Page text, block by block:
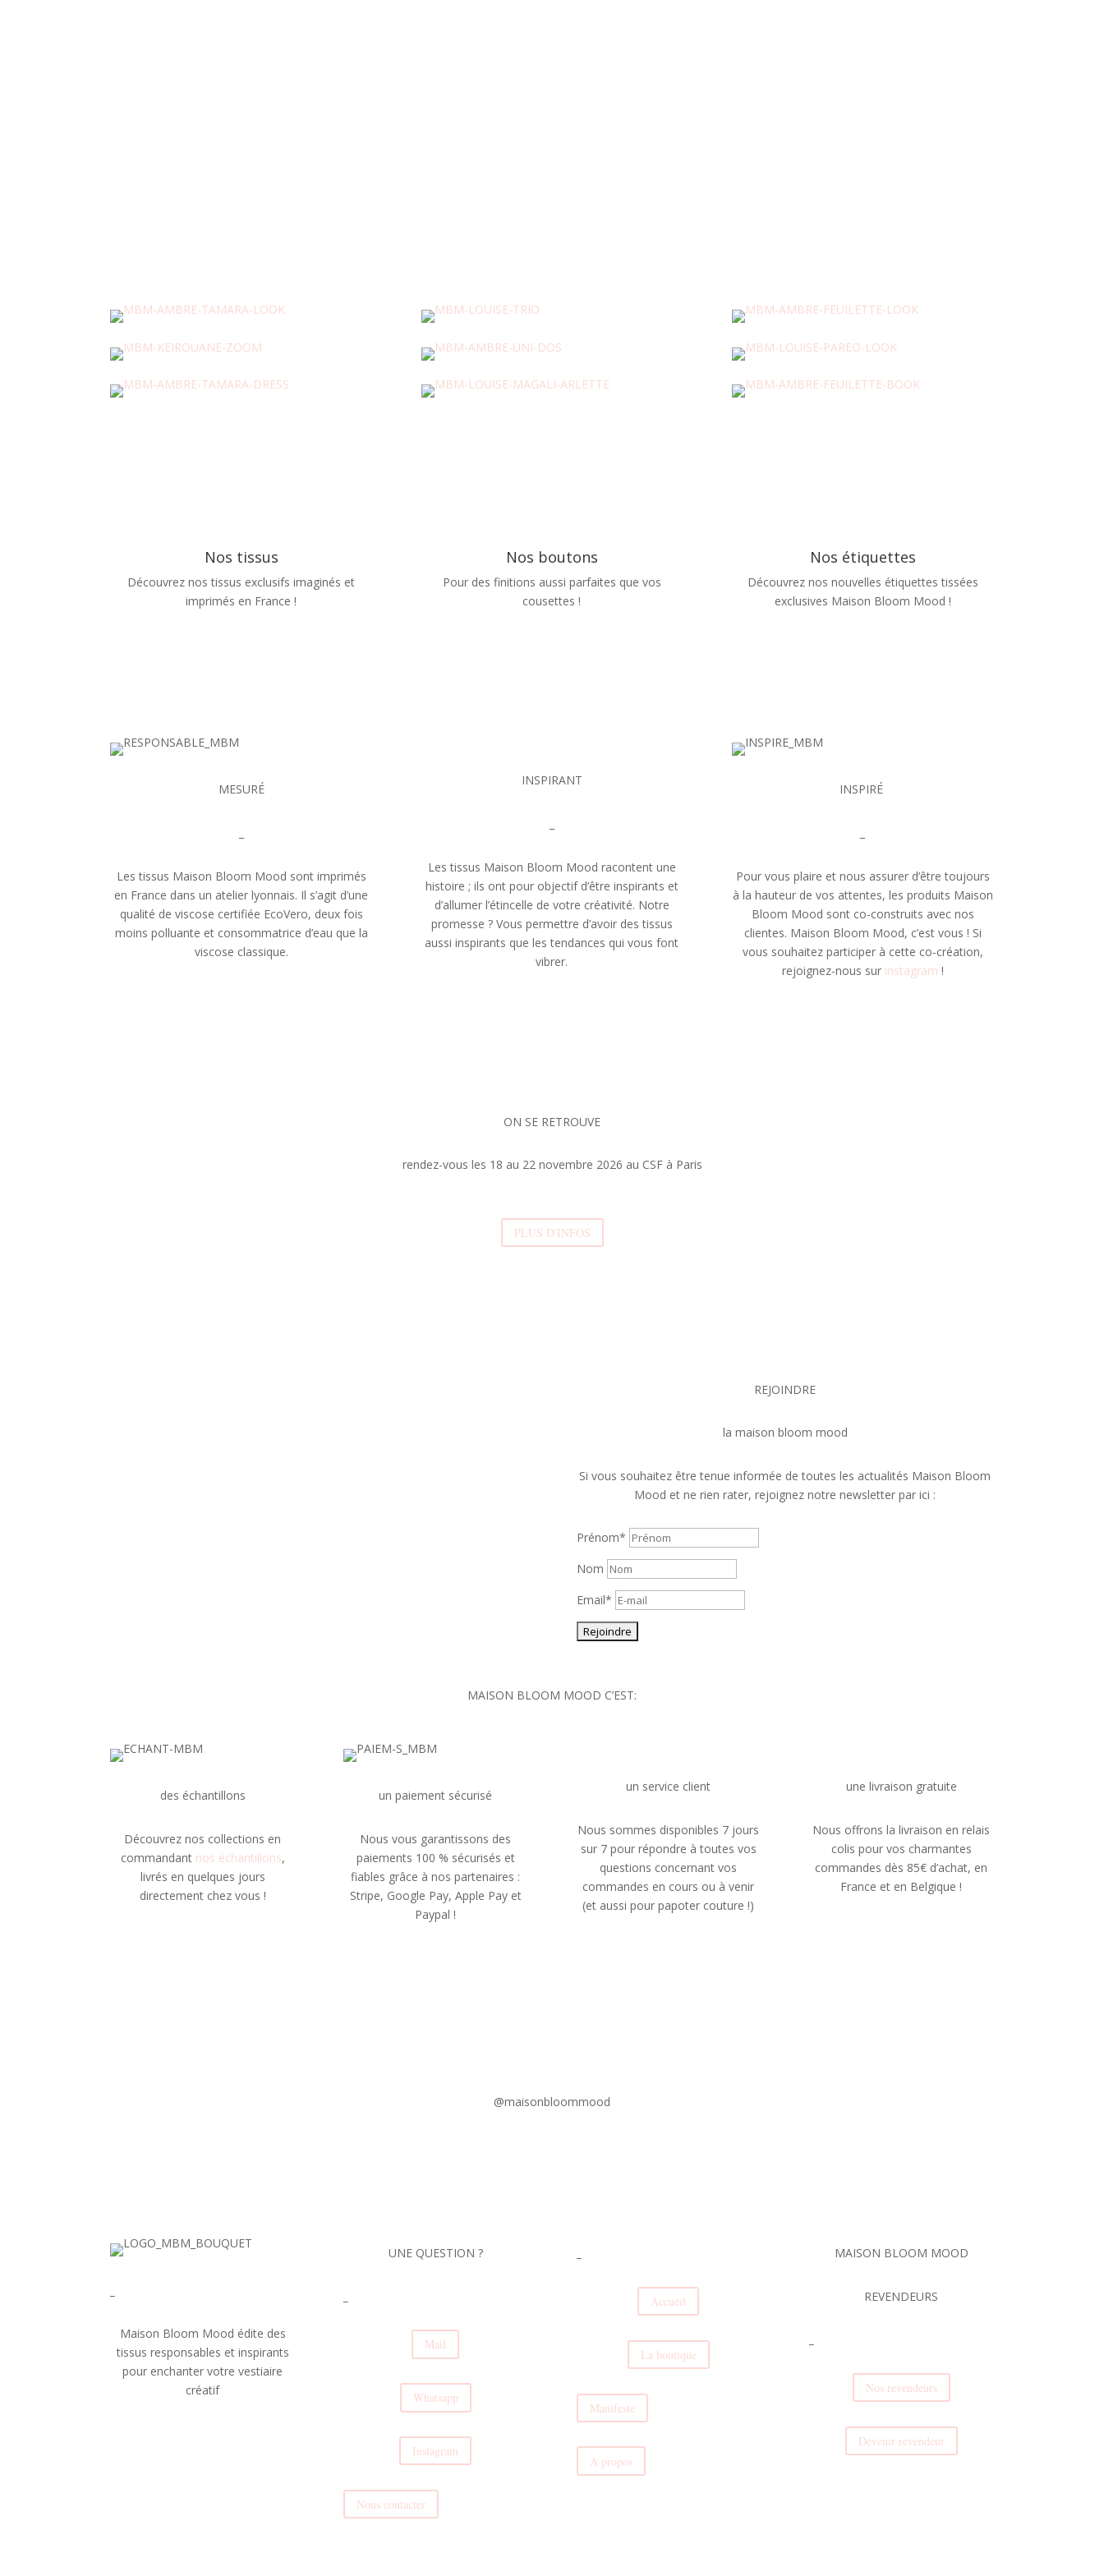
Nos tissus
Découvrez nos tissus exclusifs imaginés et
imprimés en France !
Nos boutons
Pour des finitions aussi parfaites que vos
cousettes !
Nos étiquettes
Découvrez nos nouvelles étiquettes tissées
exclusives Maison Bloom Mood !
MESURÉ
Les tissus Maison Bloom Mood sont imprimés
en France dans un atelier lyonnais. Il s’agit d’une
qualité de viscose certifiée EcoVero, deux fois
moins polluante et consommatrice d’eau que la
viscose classique.
INSPIRANT
Les tissus Maison Bloom Mood racontent une
histoire ; ils ont pour objectif d’être inspirants et
d’allumer l’étincelle de votre créativité. Notre
promesse ? Vous permettre d’avoir des tissus
aussi inspirants que les tendances qui vous font
vibrer.
INSPIRÉ
Pour vous plaire et nous assurer d’être toujours
à la hauteur de vos attentes, les produits Maison
Bloom Mood sont co-construits avec nos
clientes. Maison Bloom Mood, c’est vous ! Si
vous souhaitez participer à cette co-création,
rejoignez-nous sur instagram !
ON SE RETROUVE
rendez-vous les 18 au 22 novembre 2026 au CSF à Paris
PLUS D'INFOS
REJOINDRE
la maison bloom mood
Si vous souhaitez être tenue informée de toutes les actualités Maison Bloom
Mood et ne rien rater, rejoignez notre newsletter par ici :
Prénom*
Nom
Email*
MAISON BLOOM MOOD C’EST:
des échantillons
Découvrez nos collections en
commandant nos échantillons,
livrés en quelques jours
directement chez vous !
un paiement sécurisé
Nous vous garantissons des
paiements 100 % sécurisés et
fiables grâce à nos partenaires :
Stripe, Google Pay, Apple Pay et
Paypal !
un service client
Nous sommes disponibles 7 jours
sur 7 pour répondre à toutes vos
questions concernant vos
commandes en cours ou à venir
(et aussi pour papoter couture !)
une livraison gratuite
Nous offrons la livraison en relais
colis pour vos charmantes
commandes dès 85€ d’achat, en
France et en Belgique !
@maisonbloommood
Maison Bloom Mood édite des
tissus responsables et inspirants
pour enchanter votre vestiaire
créatif
UNE QUESTION ?
Mail
Whatsapp
Instagram
Nous contacter
Accueil
La boutique
Manifeste
A propos
MAISON BLOOM MOOD
REVENDEURS
Nos revendeurs
Devenir revendeur